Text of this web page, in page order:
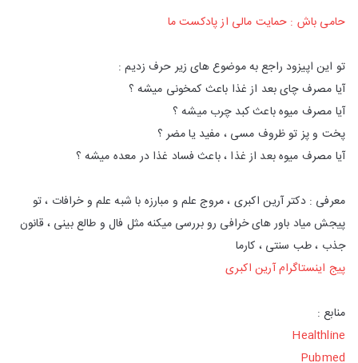
حامی باش : حمایت مالی از پادکست ما
تو این اپیزود راجع به موضوع های زیر حرف زدیم :
آیا مصرف چای بعد از غذا باعث کمخونی میشه ؟
آیا مصرف میوه باعث کبد چرب میشه ؟
پخت و پز تو ظروف مسی ، مفید یا مضر ؟
آیا مصرف میوه بعد از غذا ، باعث فساد غذا در معده میشه ؟
معرفی : دکتر آرین اکبری ، مروج علم و مبارزه با شبه علم و خرافات ، تو
پیجش میاد باور های خرافی رو بررسی میکنه مثل فال و طالع بینی ، قانون
جذب ، طب سنتی ، کارما
پیج اینستاگرام آرین اکبری
منابع :
Healthline
Pubmed